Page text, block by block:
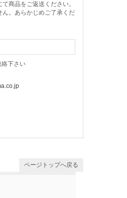
商品をご返送ください。
。あらかじめご了承くだ
下さい
ページトップへ戻る